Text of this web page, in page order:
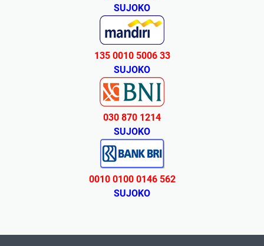
SUJOKO
135 0010 5006 33
SUJOKO
030 870 1214
SUJOKO
0010 0100 0146 562
SUJOKO